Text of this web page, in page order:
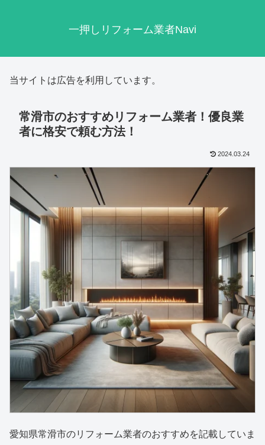
一押しリフォーム業者Navi
当サイトは広告を利用しています。
常滑市のおすすめリフォーム業者！優良業
者に格安で頼む方法！
2024.03.24
愛知県常滑市のリフォーム業者のおすすめを記載していま